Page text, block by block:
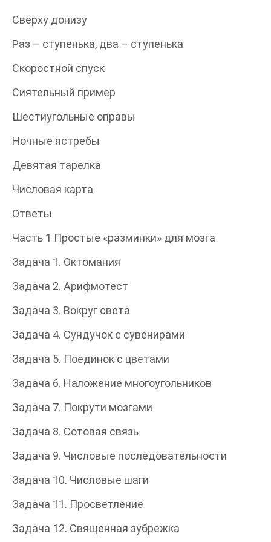
Сверху донизу
Раз – ступенька, два – ступенька
Скоростной спуск
Сиятельный пример
Шестиугольные оправы
Ночные ястребы
Девятая тарелка
Числовая карта
Ответы
Часть 1 Простые «разминки» для мозга
Задача 1. Октомания
Задача 2. Арифмотест
Задача 3. Вокруг света
Задача 4. Сундучок с сувенирами
Задача 5. Поединок с цветами
Задача 6. Наложение многоугольников
Задача 7. Покрути мозгами
Задача 8. Сотовая связь
Задача 9. Числовые последовательности
Задача 10. Числовые шаги
Задача 11. Просветление
Задача 12. Священная зубрежка